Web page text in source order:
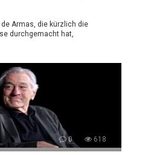
Armas, die kürzlich die
durchgemacht hat,
0 618